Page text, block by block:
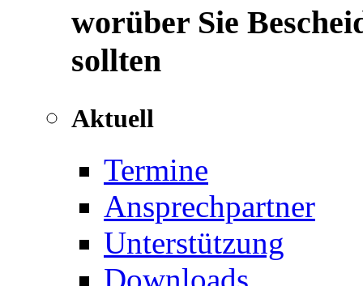
worüber Sie
sollten
Aktuell
Termine
Ansprechpartner
Unterstützung
Downloads